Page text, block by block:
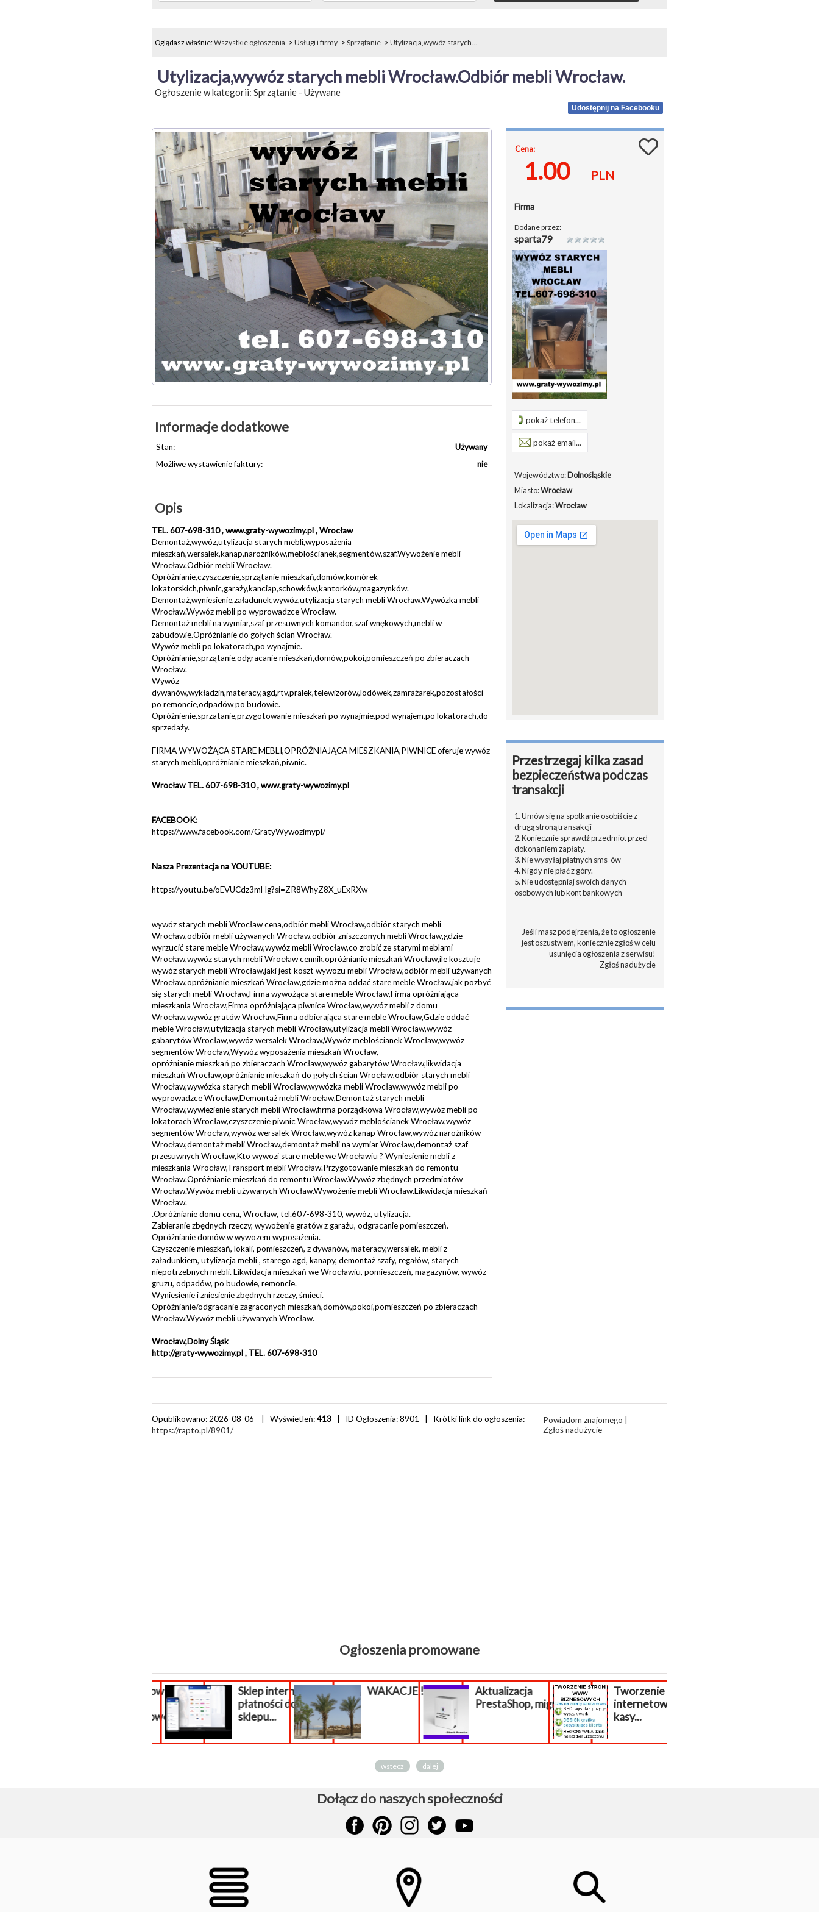
Oglądasz właśnie:Wszystkie ogłoszenia -> Usługi i firmy-> Sprzątanie-> Utylizacja,wywóz starych...
Utylizacja,wywóz starych mebli Wrocław.Odbiór mebli Wrocław.
Ogłoszenie w kategorii: Sprzątanie- Używane
Udostępnij na Facebooku
Informacje dodatkowe
Stan:
Używany
Możliwe wystawienie faktury:
nie
Opis
TEL. 607-698-310 , www.graty-wywozimy.pl , Wrocław
Demontaż,wywóz,utylizacja starych mebli,wyposażenia
mieszkań,wersalek,kanap,narożników,meblościanek,segmentów,szaf.Wywożenie mebli
Wrocław.Odbiór mebli Wrocław.
Opróżnianie,czyszczenie,sprzątanie mieszkań,domów,komórek
lokatorskich,piwnic,garaży,kanciap,schowków,kantorków,magazynków.
Demontaż,wyniesienie,załadunek,wywóz,utylizacja starych mebli Wrocław.Wywózka mebli
Wrocław.Wywóz mebli po wyprowadzce Wrocław.
Demontaż mebli na wymiar,szaf przesuwnych komandor,szaf wnękowych,mebli w
zabudowie.Opróżnianie do gołych ścian Wrocław.
Wywóz mebli po lokatorach,po wynajmie.
Opróżnianie,sprzątanie,odgracanie mieszkań,domów,pokoi,pomieszczeń po zbieraczach
Wrocław.
Wywóz
dywanów,wykładzin,materacy,agd,rtv,pralek,telewizorów,lodówek,zamrażarek,pozostałości
po remoncie,odpadów po budowie.
Opróżnienie,sprzatanie,przygotowanie mieszkań po wynajmie,pod wynajem,po lokatorach,do
sprzedaży.
FIRMA WYWOŻĄCA STARE MEBLI,OPRÓŻNIAJĄCA MIESZKANIA,PIWNICE oferuje wywóz
starych mebli,opróżnianie mieszkań,piwnic.
Wrocław TEL. 607-698-310 , www.graty-wywozimy.pl
FACEBOOK:
https://www.facebook.com/GratyWywozimypl/
Nasza Prezentacja na YOUTUBE:
https://youtu.be/oEVUCdz3mHg?si=ZR8WhyZ8X_uExRXw
wywóz starych mebli Wrocław cena,odbiór mebli Wrocław,odbiór starych mebli
Wrocław,odbiór mebli używanych Wrocław,odbiór zniszczonych mebli Wrocław,gdzie
wyrzucić stare meble Wrocław,wywóz mebli Wrocław,co zrobić ze starymi meblami
Wrocław,wywóz starych mebli Wrocław cennik,opróżnianie mieszkań Wrocław,ile kosztuje
wywóz starych mebli Wrocław,jaki jest koszt wywozu mebli Wrocław,odbiór mebli używanych
Wrocław,opróżnianie mieszkań Wrocław,gdzie można oddać stare meble Wrocław,jak pozbyć
się starych mebli Wrocław,Firma wywożąca stare meble Wrocław,Firma opróżniająca
mieszkania Wrocław,Firma opróżniająca piwnice Wrocław,wywóz mebli z domu
Wrocław,wywóz gratów Wrocław,Firma odbierająca stare meble Wrocław,Gdzie oddać
meble Wrocław,utylizacja starych mebli Wrocław,utylizacja mebli Wrocław,wywóz
gabarytów Wrocław,wywóz wersalek Wrocław,Wywóz meblościanek Wrocław,wywóz
segmentów Wrocław,Wywóz wyposażenia mieszkań Wrocław,
opróżnianie mieszkań po zbieraczach Wrocław,wywóz gabarytów Wrocław,likwidacja
mieszkań Wrocław,opróżnianie mieszkań do gołych ścian Wrocław,odbiór starych mebli
Wrocław,wywózka starych mebli Wrocław,wywózka mebli Wrocław,wywóz mebli po
wyprowadzce Wrocław,Demontaż mebli Wrocław,Demontaż starych mebli
Wrocław,wywiezienie starych mebli Wrocław,firma porządkowa Wrocław,wywóz mebli po
lokatorach Wrocław,czyszczenie piwnic Wrocław,wywóz meblościanek Wrocław,wywóz
segmentów Wrocław,wywóz wersalek Wrocław,wywóz kanap Wrocław,wywóz narożników
Wrocław,demontaż mebli Wrocław,demontaż mebli na wymiar Wrocław,demontaż szaf
przesuwnych Wrocław,Kto wywozi stare meble we Wrocławiu ? Wyniesienie mebli z
mieszkania Wrocław,Transport mebli Wrocław.Przygotowanie mieszkań do remontu
Wrocław.Opróżnianie mieszkań do remontu Wrocław.Wywóz zbędnych przedmiotów
Wrocław.Wywóz mebli używanych Wrocław.Wywożenie mebli Wrocław.Likwidacja mieszkań
Wrocław.
.Opróżnianie domu cena, Wrocław, tel.607-698-310, wywóz, utylizacja.
Zabieranie zbędnych rzeczy, wywożenie gratów z garażu, odgracanie pomieszczeń.
Opróżnianie domów w wywozem wyposażenia.
Czyszczenie mieszkań, lokali, pomieszczeń, z dywanów, materacy,wersalek, mebli z
załadunkiem, utylizacja mebli , starego agd, kanapy, demontaż szafy, regałów, starych
niepotrzebnych mebli. Likwidacja mieszkań we Wrocławiu, pomieszczeń, magazynów, wywóz
gruzu, odpadów, po budowie, remoncie.
Wyniesienie i zniesienie zbędnych rzeczy, śmieci.
Opróżnianie/odgracanie zagraconych mieszkań,domów,pokoi,pomieszczeń po zbieraczach
Wrocław.Wywóz mebli używanych Wrocław.
Wrocław,Dolny Śląsk
http://graty-wywozimy.pl , TEL. 607-698-310
Cena:
1.00 PLN
Firma
Dodane przez:
sparta79
pokaż telefon...
pokaż email...
Województwo:Dolnośląskie
Miasto:Wrocław
Lokalizacja:Wrocław
Przestrzegaj kilka zasad
bezpieczeństwa podczas
transakcji
1. Umów się na spotkanie osobiście z
drugą stroną transakcji
2. Koniecznie sprawdź przedmiot przed
dokonaniem zapłaty.
3. Nie wysyłaj płatnych sms-ów
4. Nigdy nie płać z góry.
5. Nie udostępniaj swoich danych
osobowych lub kont bankowych
Jeśli masz podejrzenia, że to ogłoszenie
jest oszustwem, koniecznie zgłoś w celu
usunięcia ogłoszenia z serwisu!
Zgłoś nadużycie
Opublikowano: 2026-08-06 | Wyświetleń:413| ID Ogłoszenia:8901
| Krótki link do ogłoszenia:
https://rapto.pl/8901/
Powiadom znajomego
Zgłoś nadużycie
Ogłoszenia promowane
Odwirusowanie
internetowej...
Sklep internetowy
płatności do
sklepu...
WAKACJE !!!
Aktualizacja
PrestaShop, migracja...
Tworzenie stron
internetowych
kasy...
wstecz dalej
Dołącz do naszych społeczności